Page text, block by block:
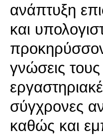
ανάπτυξη
και
γνώσεις
σύγχρονες
καθώς και